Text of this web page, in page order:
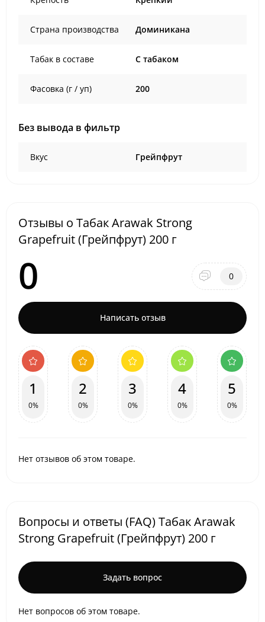
Страна производства Доминикана
Табак в составе C табаком
Фасовка (г / уп) 200
Без вывода в фильтр
Вкус Грейпфрут
Отзывы о Табак Arawak Strong
Grapefruit (Грейпфрут) 200 г
0 0
Написать отзыв
1
0%
2
0%
3
0%
4
0%
5
0%
Нет отзывов об этом товаре.
Вопросы и ответы (FAQ) Табак Arawak
Strong Grapefruit (Грейпфрут) 200 г
Задать вопрос
Нет вопросов об этом товаре.